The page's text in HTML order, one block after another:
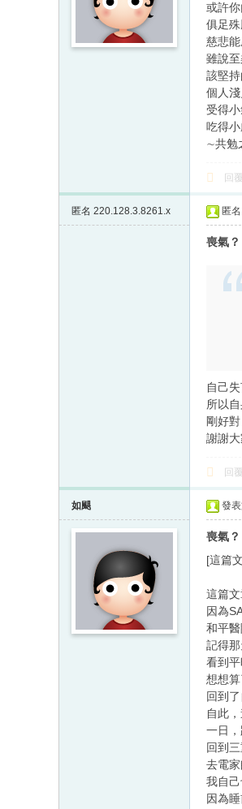
或許
俱足
慈悲
雖說
該堅
個人
受得
吃得
∼共勉
回覆
匿名 220.128.3.8261.x 匿名
喪氣？
自己
所以
剛好
謝謝
回覆
如颶 發
喪氣？
[這篇
這篇
因為
和平
記得
看到
想想
回到
自此
一日
回到
去電
我自
因為